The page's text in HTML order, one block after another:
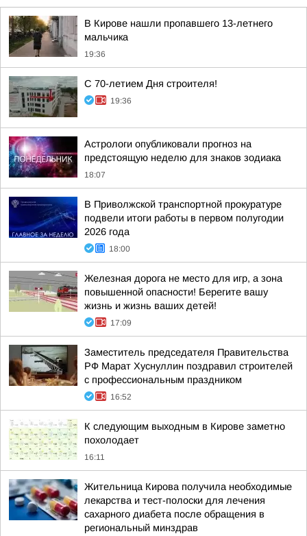
В Кирове нашли пропавшего 13-летнего
мальчика
19:36
С 70-летием Дня строителя!
19:36
Астрологи опубликовали прогноз на
предстоящую неделю для знаков зодиака
18:07
В Приволжской транспортной прокуратуре
подвели итоги работы в первом полугодии
2026 года
18:00
Железная дорога не место для игр, а зона
повышенной опасности! Берегите вашу
жизнь и жизнь ваших детей!
17:09
Заместитель председателя Правительства
РФ Марат Хуснуллин поздравил строителей
с профессиональным праздником
16:52
К следующим выходным в Кирове заметно
похолодает
16:11
Жительница Кирова получила необходимые
лекарства и тест-полоски для лечения
сахарного диабета после обращения в
региональный минздрав